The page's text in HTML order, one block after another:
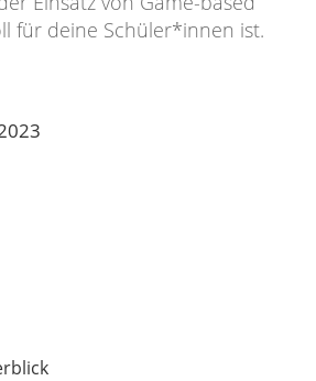
für deine Schüler*innen ist.